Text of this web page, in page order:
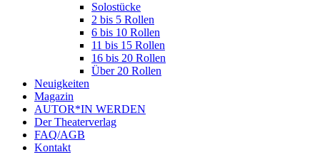
Solostücke
2 bis 5 Rollen
6 bis 10 Rollen
11 bis 15 Rollen
16 bis 20 Rollen
Über 20 Rollen
Neuigkeiten
Magazin
AUTOR*IN WERDEN
Der Theaterverlag
FAQ/AGB
Kontakt